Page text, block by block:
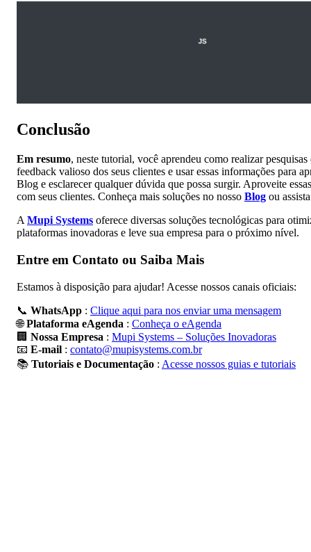
Conclusão
Em resumo, neste tutorial, você aprendeu como realizar
feedback valioso dos seus clientes e usar essas informações para
Blog e esclarecer qualquer dúvida que possa surgir. Aproveite
com seus clientes. Conheça mais soluções no nosso Blog ou
A Mupi Systems oferece diversas soluções tecnológicas para
plataformas inovadoras e leve sua empresa para o próximo nível.
Entre em Contato ou Saiba Mais
Estamos à disposição para ajudar! Acesse nossos canais oficiais:
📞 WhatsApp : Clique aqui para nos enviar uma mensagem
🌐Plataforma eAgenda : Conheça o eAgenda
🏢 Nossa Empresa : Mupi Systems – Soluções Inovadoras
📧 E-mail : contato@mupisystems.com.br
📚 Tutoriais e Documentação : Acesse nossos guias e tutoriais